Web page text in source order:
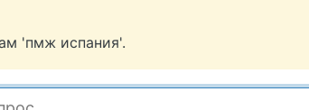
'пмж испания'.